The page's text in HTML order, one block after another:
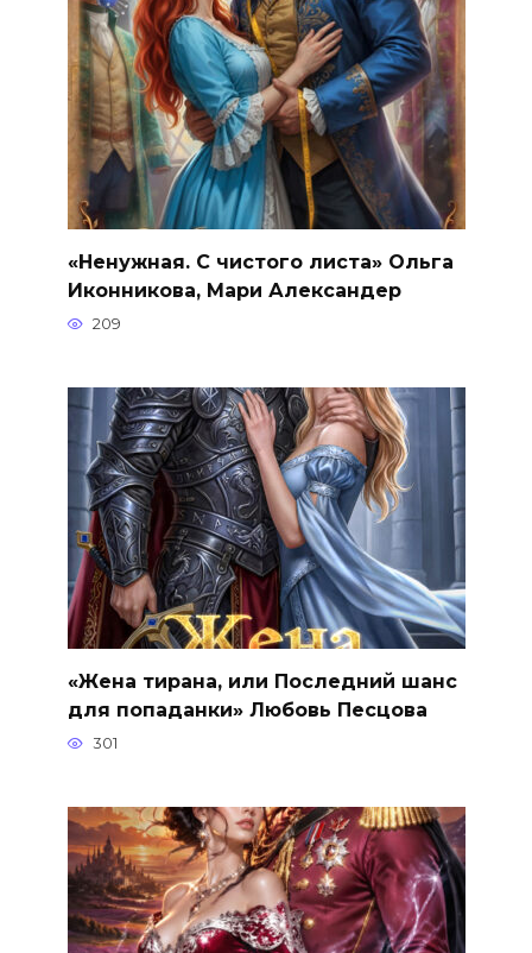
«Ненужная. С чистого листа» Ольга
Иконникова, Мари Александер
209
«Жена тирана, или Последний шанс
для попаданки» Любовь Песцова
301